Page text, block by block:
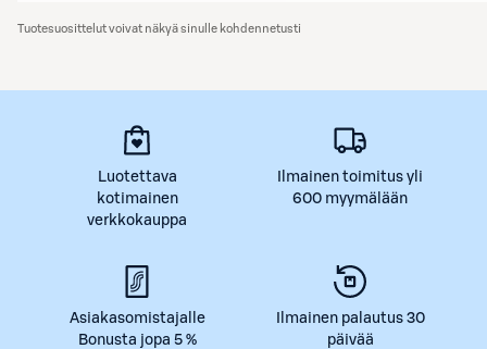
Tuotesuosittelut voivat näkyä sinulle kohdennetusti
Luotettava
kotimainen
verkkokauppa
Ilmainen toimitus yli
600 myymälään
Asiakasomistajalle
Bonusta jopa 5 %
Ilmainen palautus 30
päivää